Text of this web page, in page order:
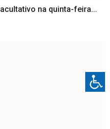
na quinta-feira...